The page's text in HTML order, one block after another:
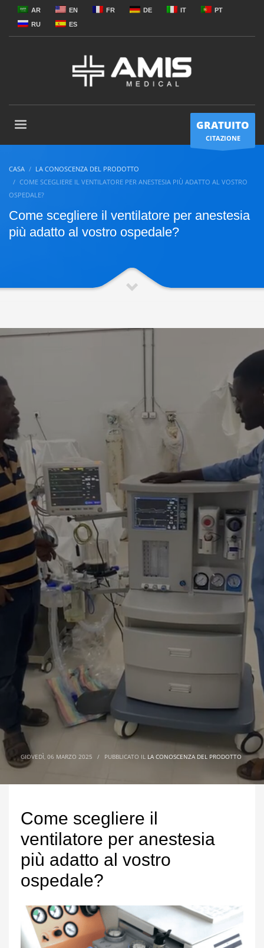
AR EN FR DE IT
PT
RU
ES
GRATUITO
CITAZIONE
CASA
LA CONOSCENZA DEL PRODOTTO
COME SCEGLIERE IL VENTILATORE PER ANESTESIA PIÙ ADATTO AL VOSTRO
OSPEDALE?
Come scegliere il ventilatore per anestesia
più adatto al vostro ospedale?
GIOVEDÌ, 06 MARZO 2025 / PUBBLICATO IL LA CONOSCENZA DEL PRODOTTO
Come scegliere il
ventilatore per anestesia
più adatto al vostro
ospedale?